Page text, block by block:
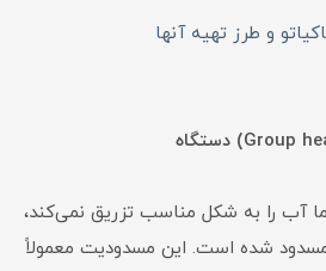
و طرز تهیه آنها
آب را به شکل مناسب تزریق نمی‌کند،
شده است. این مسدودیت معمولاً‌